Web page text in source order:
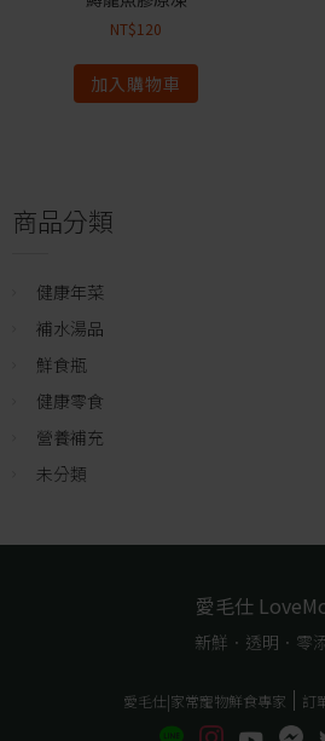
NT$120
加入購物車
商品分類
健康年菜
補水湯品
鮮食瓶
健康零食
營養補充
未分類
愛毛仕
新鮮．透明．零
愛毛仕|家常寵物鮮食專家 訂